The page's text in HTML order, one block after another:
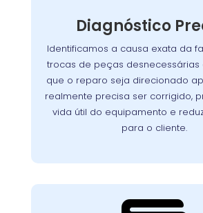
Diagnóstico
Identificamos a causa exata da
trocas de peças desnecessárias
que o reparo seja direcionado
realmente precisa ser corrigido,
vida útil do equipamento e
para o cliente.
com atenção. Utilizamos
a origem dos
Assim, evitamos
reparos desnecessários,
do aparelho e asseguramos
pague apenas pelo que
corrigido.